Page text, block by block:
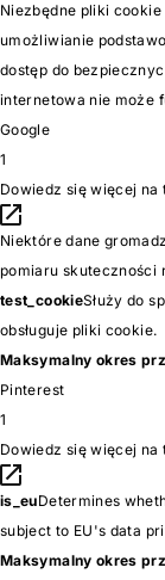
Niezbędne pliki
umożliwianie
dostęp do
internetowa nie może
Google
1
Dowiedz się więcej
Niektóre dane
pomiaru skuteczności
test_cookieSłuży do
obsługuje pliki cookie.
Maksymalny okres
Pinterest
1
Dowiedz się więcej
is_euDetermines
subject to EU's data
Maksymalny okres